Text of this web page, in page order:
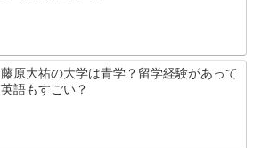
藤原大祐の大学は青学？留学経験があって
英語もすごい？